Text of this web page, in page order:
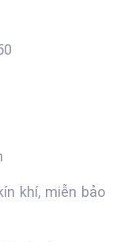
khí, miễn bảo